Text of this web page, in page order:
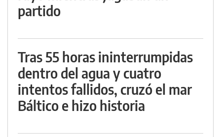
partido
Tras 55 horas ininterrumpidas
dentro del agua y cuatro
intentos fallidos, cruzó el mar
Báltico e hizo historia